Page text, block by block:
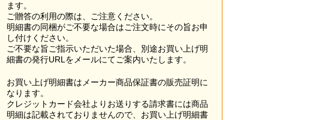
ます。
ご贈答の利用の際は、ご注意ください。
明細書の同梱がご不要な場合はご注文時にその旨お申
し付けください。
ご不要な旨ご指示いただいた場合、別途お買い上げ明
細書の発行URLをメールにてご案内いたします。
お買い上げ明細書はメーカー商品保証書の販売証明に
なります。
クレジットカード会社よりお送りする請求書には商品
明細は記載されておりませんので、お買い上げ明細書